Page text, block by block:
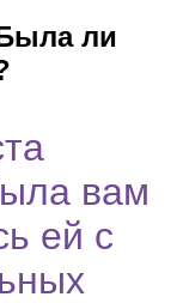
ли
вам
ей с